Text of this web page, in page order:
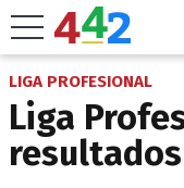
LIGA PROFESIONAL
Liga